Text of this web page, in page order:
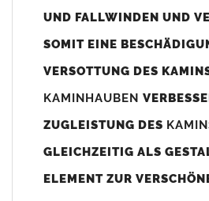
angefertigt werden (bitte anfragen).
(siehe Bild/Zeichnung unten)
nicht passen dann bitte "ohne"
bis 500mm Kaminbreite:
80mm
UND FALLWINDEN UND
SOMIT EINE
VERSOTTUNG DES
KAMINHAUBEN
ZUGLEISTUNG DES
GLEICHZEITIG ALS
ELEMENT ZUR